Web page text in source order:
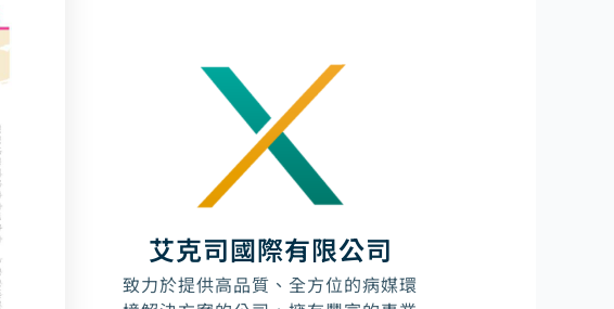
艾克司國際有限公司
致力於提供高品質、全方位的病媒環